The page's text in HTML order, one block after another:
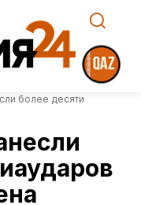
более десяти